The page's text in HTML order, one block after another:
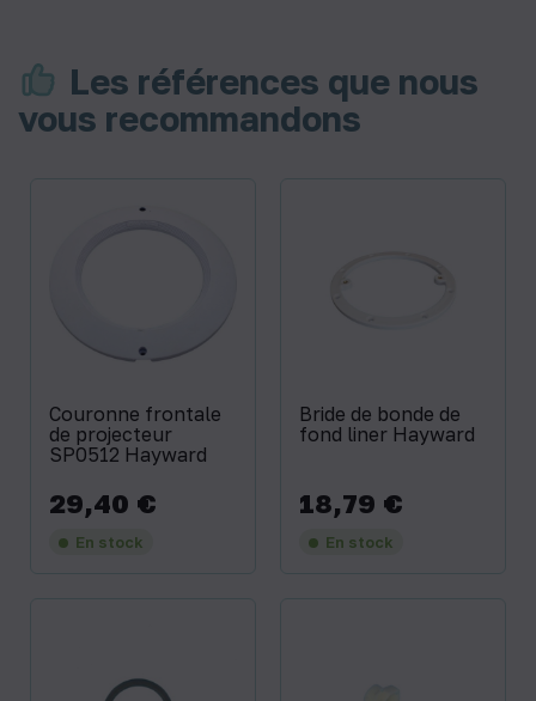
Les références que nous
vous recommandons
Couronne frontale
de projecteur
SP0512 Hayward
Prix
29,40 €
En stock
Bride de bonde de
fond liner Hayward
Prix
18,79 €
En stock